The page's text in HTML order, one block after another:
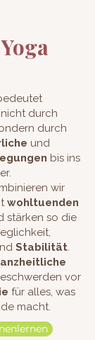
durch
durch
und
bis ins
wir
wohltuenden
stärken so die
Stabilität.
vor
für alles, was
macht.